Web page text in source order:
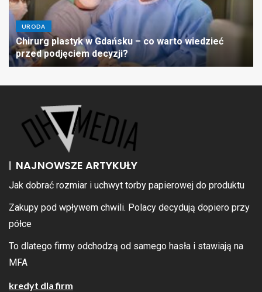
URODA
Chirurg plastyk w Gdańsku – co warto wiedzieć
przed podjęciem decyzji?
NAJNOWSZE ARTYKUŁY
Jak dobrać rozmiar i uchwyt torby papierowej do produktu
Zakupy pod wpływem chwili. Polacy decydują dopiero przy
półce
To dlatego firmy odchodzą od samego hasła i stawiają na
MFA
kredyt dla firm